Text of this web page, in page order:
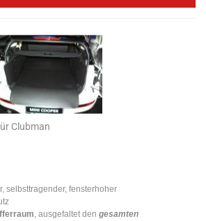
Clubman
selbsttragender, fensterhoher
, ausgefaltet den gesamten